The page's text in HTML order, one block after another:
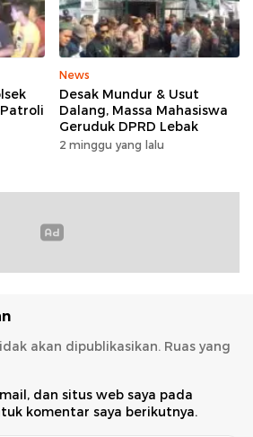
News
Desak Mundur & Usut
Dalang, Massa Mahasiswa
Geruduk DPRD Lebak
2 minggu yang lalu
akan dipublikasikan. Ruas yang
dan situs web saya pada
komentar saya berikutnya.